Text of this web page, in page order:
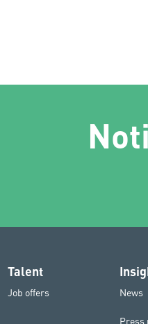
Talent
Job offers News
Press